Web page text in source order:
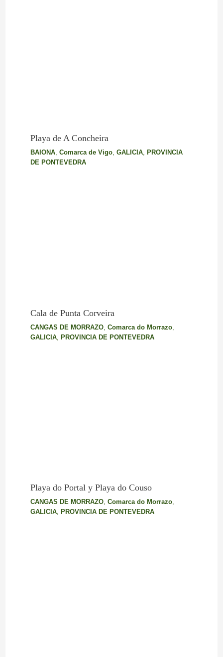
Playa de A Concheira
BAIONA, Comarca de Vigo, GALICIA,
PROVINCIA
DE PONTEVEDRA
Cala de Punta Corveira
CANGAS DE MORRAZO, Comarca do Morrazo,
GALICIA, PROVINCIA DE PONTEVEDRA
Playa do Portal y Playa do Couso
CANGAS DE MORRAZO, Comarca do Morrazo,
GALICIA, PROVINCIA DE PONTEVEDRA